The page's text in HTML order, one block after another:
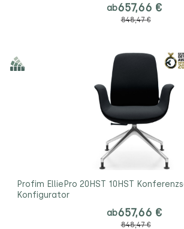
ab657,66 €
848,47 €
Profim ElliePro 20HST 10HST
Konfigurator
ab657,66 €
848,47 €